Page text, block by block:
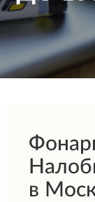
КУПИТЬ
в